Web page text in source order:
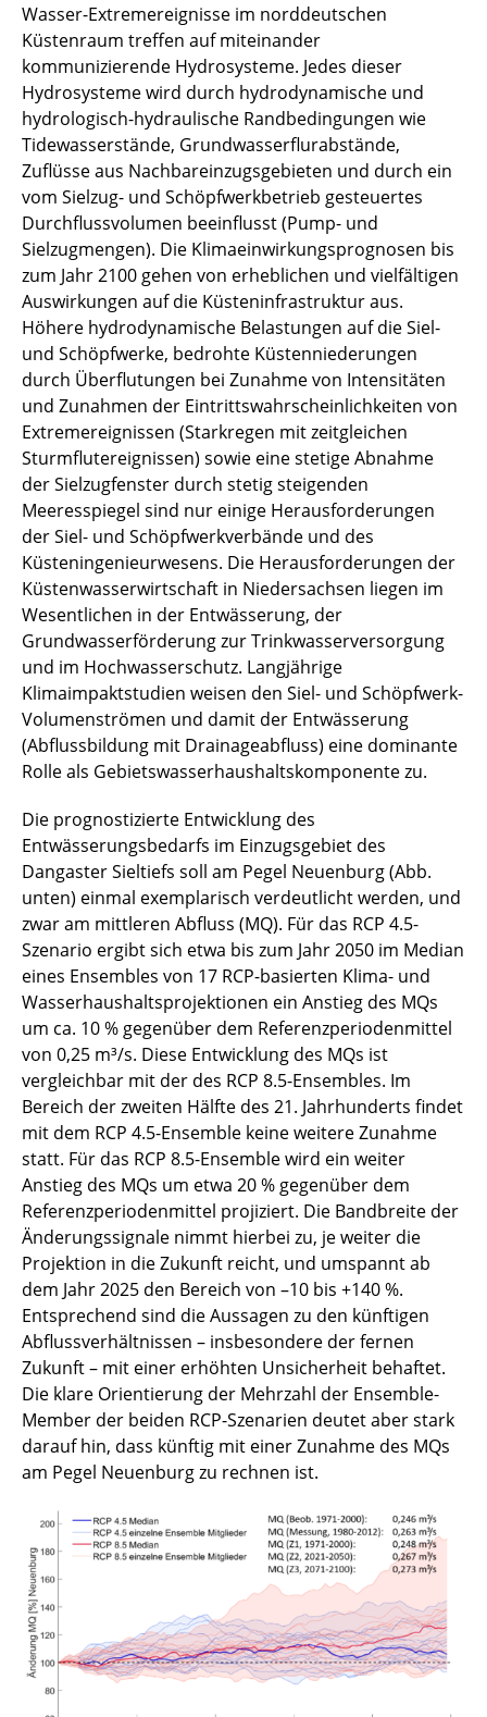
Wasser-Extremereignisse im norddeutschen
Küstenraum treffen auf miteinander
kommunizierende Hydrosysteme. Jedes dieser
Hydrosysteme wird durch hydrodynamische und
hydrologisch-hydraulische Randbedingungen wie
Tidewasserstände, Grundwasserflurabstände,
Zuflüsse aus Nachbareinzugsgebieten und durch ein
vom Sielzug- und Schöpfwerkbetrieb gesteuertes
Durchflussvolumen beeinflusst (Pump- und
Sielzugmengen). Die Klimaeinwirkungsprognosen bis
zum Jahr 2100 gehen von erheblichen und vielfältigen
Auswirkungen auf die Küsteninfrastruktur aus.
Höhere hydrodynamische Belastungen auf die Siel-
und Schöpfwerke, bedrohte Küstenniederungen
durch Überflutungen bei Zunahme von Intensitäten
und Zunahmen der Eintrittswahrscheinlichkeiten von
Extremereignissen (Starkregen mit zeitgleichen
Sturmflutereignissen) sowie eine stetige Abnahme
der Sielzugfenster durch stetig steigenden
Meeresspiegel sind nur einige Herausforderungen
der Siel- und Schöpfwerkverbände und des
Küsteningenieurwesens. Die Herausforderungen der
Küstenwasserwirtschaft in Niedersachsen liegen im
Wesentlichen in der Entwässerung, der
Grundwasserförderung zur Trinkwasserversorgung
und im Hochwasserschutz. Langjährige
Klimaimpaktstudien weisen den Siel- und Schöpfwerk-
Volumenströmen und damit der Entwässerung
(Abflussbildung mit Drainageabfluss) eine dominante
Rolle als Gebietswasserhaushaltskomponente zu.
Die prognostizierte Entwicklung des
Entwässerungsbedarfs im Einzugsgebiet des
Dangaster Sieltiefs soll am Pegel Neuenburg (Abb.
unten) einmal exemplarisch verdeutlicht werden, und
zwar am mittleren Abfluss (MQ). Für das RCP 4.5-
Szenario ergibt sich etwa bis zum Jahr 2050 im Median
eines Ensembles von 17 RCP-basierten Klima- und
Wasserhaushaltsprojektionen ein Anstieg des MQs
um ca. 10 % gegenüber dem Referenzperiodenmittel
von 0,25 m³/s. Diese Entwicklung des MQs ist
vergleichbar mit der des RCP 8.5-Ensembles. Im
Bereich der zweiten Hälfte des 21. Jahrhunderts findet
mit dem RCP 4.5-Ensemble keine weitere Zunahme
statt. Für das RCP 8.5-Ensemble wird ein weiter
Anstieg des MQs um etwa 20 % gegenüber dem
Referenzperiodenmittel projiziert. Die Bandbreite der
Änderungssignale nimmt hierbei zu, je weiter die
Projektion in die Zukunft reicht, und umspannt ab
dem Jahr 2025 den Bereich von –10 bis +140 %.
Entsprechend sind die Aussagen zu den künftigen
Abflussverhältnissen – insbesondere der fernen
Zukunft – mit einer erhöhten Unsicherheit behaftet.
Die klare Orientierung der Mehrzahl der Ensemble-
Member der beiden RCP-Szenarien deutet aber stark
darauf hin, dass künftig mit einer Zunahme des MQs
am Pegel Neuenburg zu rechnen ist.